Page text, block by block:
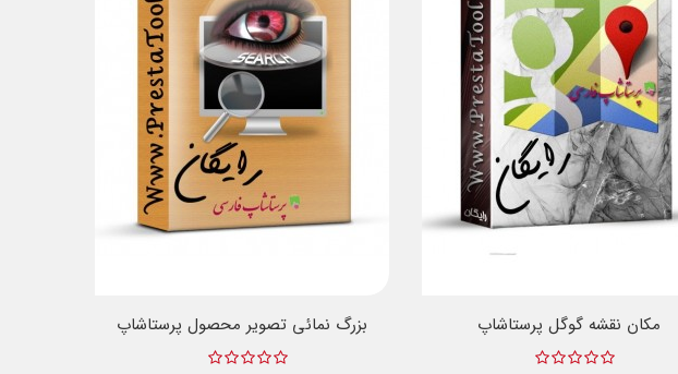
مکان نقشه گوگل پرستاشاپ بزرگ نمائی تصویر محصول پرستاشاپ